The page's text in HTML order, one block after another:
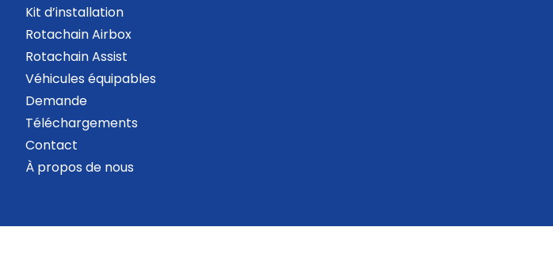
Kit d’installation
Rotachain Airbox
Rotachain Assist
Véhicules équipables
Demande
Téléchargements
Contact
À propos de nous